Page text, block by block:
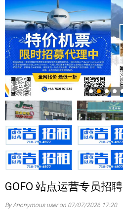
GOFO 站点运营专员招聘
By Anonymous user on 07/07/2026 17:20